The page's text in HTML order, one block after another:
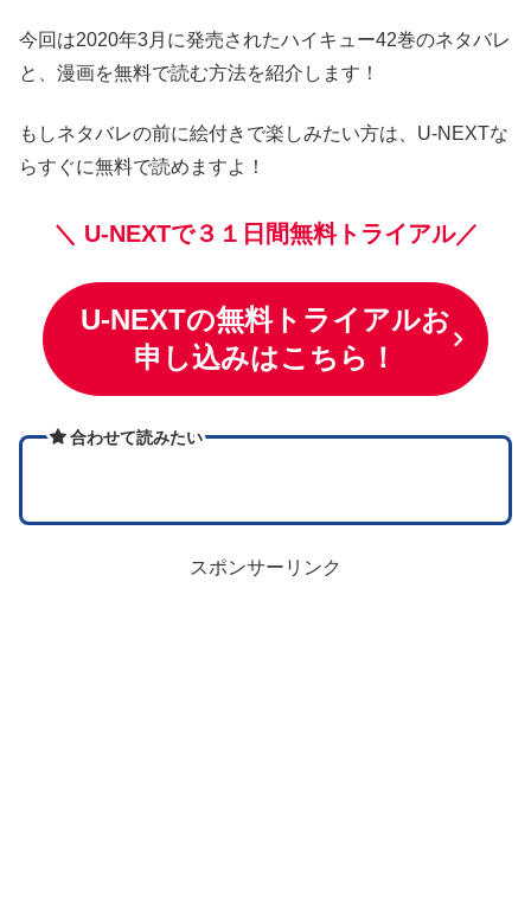
今回は2020年3月に発売されたハイキュー42巻のネタバレ
と、漫画を無料で読む方法を紹介します！
もしネタバレの前に絵付きで楽しみたい方は、U-NEXTな
らすぐに無料で読めますよ！
＼ U-NEXTで３１日間無料トライアル／
U-NEXTの無料トライアルお
申し込みはこちら！
合わせて読みたい
スポンサーリンク